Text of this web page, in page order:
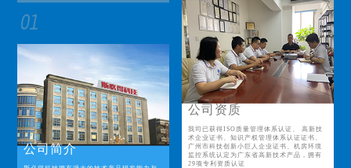
公司简介
公司资质
我司已获得ISO质量管理体系认证、 高新技
术企业证书、知识产权管理体系认证证书、
广州市科技创新小巨人企业证书、机房环境
监控系统认定为广东省高新技术产品，拥有
29项专利资质认证